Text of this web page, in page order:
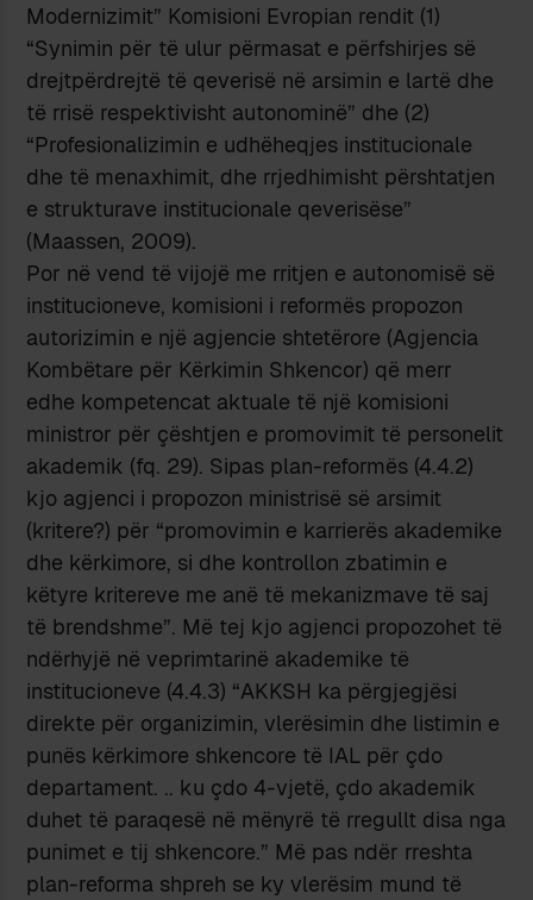
Modernizimit” Komisioni Evropian rendit (1)
“Synimin për të ulur përmasat e përfshirjes së
drejtpërdrejtë të qeverisë në arsimin e lartë dhe
të rrisë respektivisht autonominë” dhe (2)
“Profesionalizimin e udhëheqjes institucionale
dhe të menaxhimit, dhe rrjedhimisht përshtatjen
e strukturave institucionale qeverisëse”
(Maassen, 2009).
Por në vend të vijojë me rritjen e autonomisë së
institucioneve, komisioni i reformës propozon
autorizimin e një agjencie shtetërore (Agjencia
Kombëtare për Kërkimin Shkencor) që merr
edhe kompetencat aktuale të një komisioni
ministror për çështjen e promovimit të personelit
akademik (fq. 29). Sipas plan-reformës (4.4.2)
kjo agjenci i propozon ministrisë së arsimit
(kritere?) për “promovimin e karrierës akademike
dhe kërkimore, si dhe kontrollon zbatimin e
këtyre kritereve me anë të mekanizmave të saj
të brendshme”. Më tej kjo agjenci propozohet të
ndërhyjë në veprimtarinë akademike të
institucioneve (4.4.3) “AKKSH ka përgjegjësi
direkte për organizimin, vlerësimin dhe listimin e
punës kërkimore shkencore të IAL për çdo
departament. .. ku çdo 4-vjetë, çdo akademik
duhet të paraqesë në mënyrë të rregullt disa nga
punimet e tij shkencore.” Më pas ndër rreshta
plan-reforma shpreh se ky vlerësim mund të